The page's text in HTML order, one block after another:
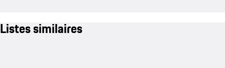
Listes similaires